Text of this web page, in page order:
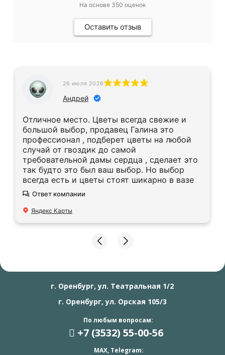
На основе 350 оценок
Оставить отзыв
26 июля 2026
Андрей
Отличное место. Цветы всегда свежие и
большой выбор, продавец Галина это
профессионал , подберет цветы на любой
случай от гвоздик до самой
требовательной дамы сердца , сделает это
так будто это был ваш выбор. Но выбор
всегда есть и цветы стоят шикарно в вазе
Ответ компании
Яндекс Карты
г. Оренбург, ул. Театральная 1/2
г. Оренбург, ул. Орская 105/3
По любым вопросам:
+7 (3532) 55-00-56
MAX, Telegram: